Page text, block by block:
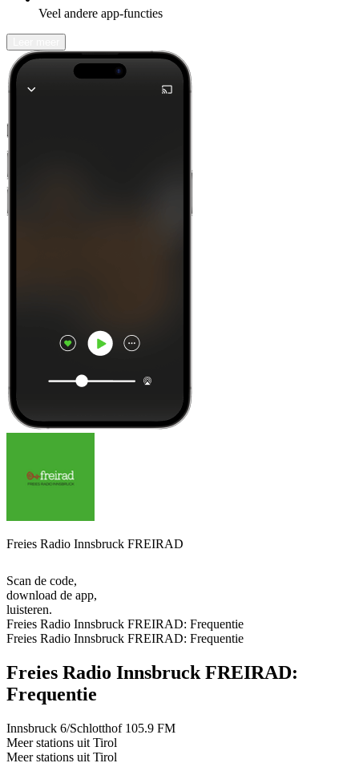
Veel andere app-functies
Freies Radio Innsbruck FREIRAD
Scan de code,
download de app,
luisteren.
Freies Radio Innsbruck FREIRAD: Frequentie
Freies Radio Innsbruck FREIRAD: Frequentie
Freies Radio Innsbruck FREIRAD:
Frequentie
Innsbruck 6/Schlotthof 105.9 FM
Meer stations uit Tirol
Meer stations uit Tirol